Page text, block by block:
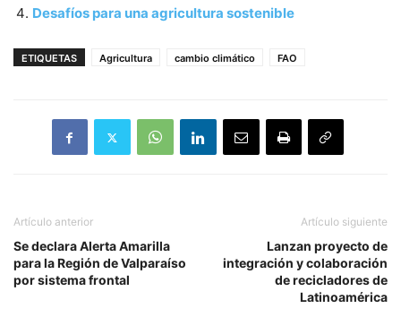
Desafíos para una agricultura sostenible
ETIQUETAS Agricultura cambio climático FAO
Artículo anterior
Se declara Alerta Amarilla
para la Región de Valparaíso
por sistema frontal
Artículo siguiente
Lanzan proyecto de
integración y colaboración
de recicladores de
Latinoamérica